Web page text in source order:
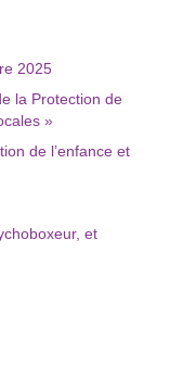
2025
la Protection de
»
de l’enfance et
et